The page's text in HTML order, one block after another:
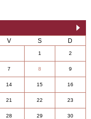
»
V S D
1 2
7 8 9
14 15 16
21 22 23
28 29 30